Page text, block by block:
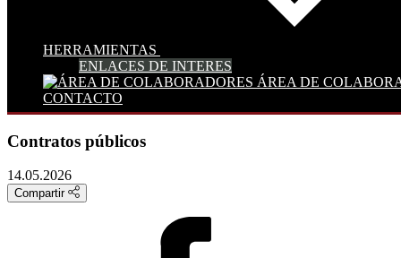
HERRAMIENTAS
ENLACES DE INTERES
ÁREA DE
CONTACTO
Contratos públicos
14.05.2026
Compartir